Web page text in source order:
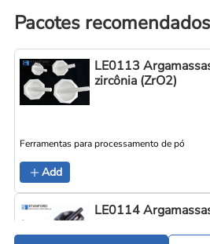
Pacotes recomendados
LE0113
zircônia (ZrO2)
Ferramentas para processamento de pó
Add
LE0114